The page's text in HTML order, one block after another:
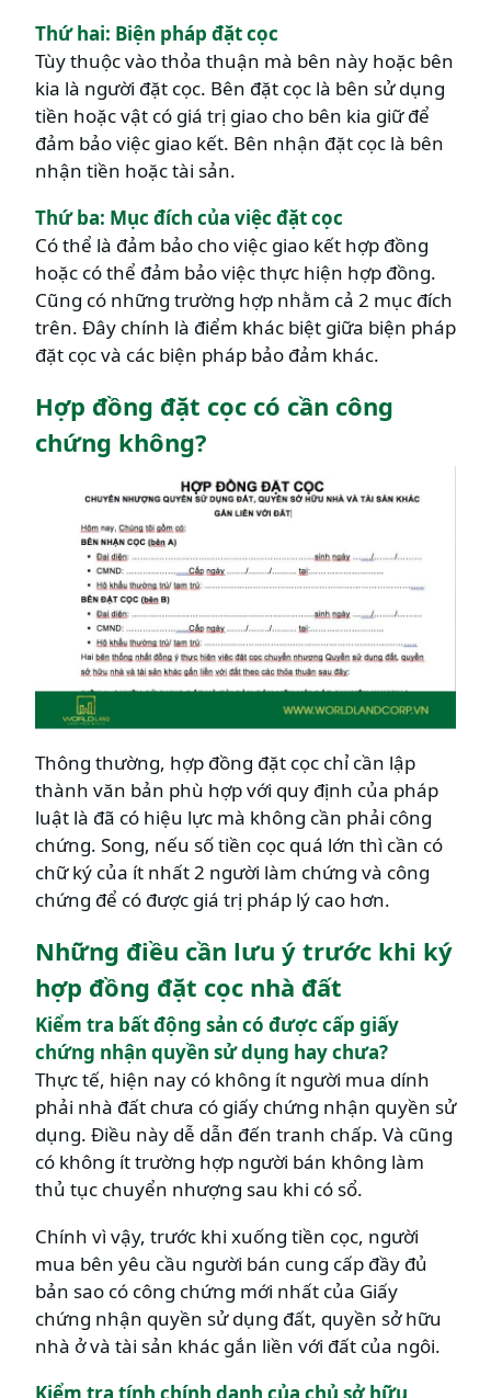
Thứ hai: Biện pháp đặt cọc
Tùy thuộc vào thỏa thuận mà bên này hoặc bên
kia là người đặt cọc. Bên đặt cọc là bên sử dụng
tiền hoặc vật có giá trị giao cho bên kia giữ để
đảm bảo việc giao kết. Bên nhận đặt cọc là bên
nhận tiền hoặc tài sản.
Thứ ba: Mục đích của việc đặt cọc
Có thể là đảm bảo cho việc giao kết hợp đồng
hoặc có thể đảm bảo việc thực hiện hợp đồng.
Cũng có những trường hợp nhằm cả 2 mục đích
trên. Đây chính là điểm khác biệt giữa biện pháp
đặt cọc và các biện pháp bảo đảm khác.
Hợp đồng đặt cọc có cần công
chứng không?
Thông thường, hợp đồng đặt cọc chỉ cần lập
thành văn bản phù hợp với quy định của pháp
luật là đã có hiệu lực mà không cần phải công
chứng. Song, nếu số tiền cọc quá lớn thì cần có
chữ ký của ít nhất 2 người làm chứng và công
chứng để có được giá trị pháp lý cao hơn.
Những điều cần lưu ý trước khi ký
hợp đồng đặt cọc nhà đất
Kiểm tra bất động sản có được cấp giấy
chứng nhận quyền sử dụng hay chưa?
Thực tế, hiện nay có không ít người mua dính
phải nhà đất chưa có giấy chứng nhận quyền sử
dụng. Điều này dễ dẫn đến tranh chấp. Và cũng
có không ít trường hợp người bán không làm
thủ tục chuyển nhượng sau khi có sổ.
Chính vì vậy, trước khi xuống tiền cọc, người
mua bên yêu cầu người bán cung cấp đầy đủ
bản sao có công chứng mới nhất của Giấy
chứng nhận quyền sử dụng đất, quyền sở hữu
nhà ở và tài sản khác gắn liền với đất của ngôi.
Kiểm tra tính chính danh của chủ sở hữu